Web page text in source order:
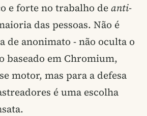
e forte no trabalho deanti-
das pessoas. Não é
de anonimato - não oculta o
baseado em Chromium,
motor, mas para a defesa
é uma escolha